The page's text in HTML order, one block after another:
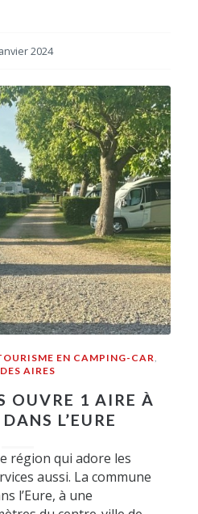
2024
EN CAMPING-CAR
AIRES
OUVRE 1 AIRE À
L’EURE
région qui adore les
aussi. La commune
l’Eure, à une